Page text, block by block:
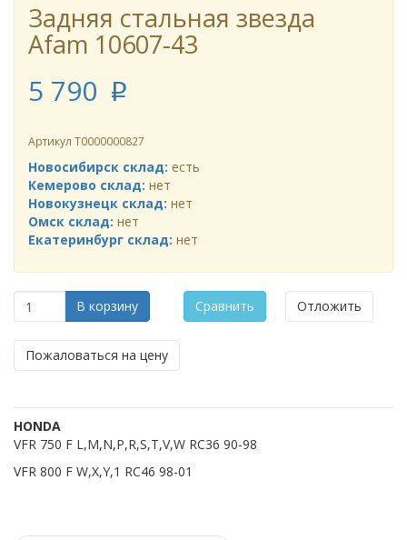
Задняя стальная звезда
Afam 10607-43
5 790 p
Артикул Т0000000827
Новосибирск склад: есть
Кемерово склад: нет
Новокузнецк склад: нет
Омск склад: нет
Екатеринбург склад: нет
В корзину Сравнить Отложить
Пожаловаться на цену
HONDA
VFR 750 F L,M,N,P,R,S,T,V,W RC36 90-98
VFR 800 F W,X,Y,1 RC46 98-01